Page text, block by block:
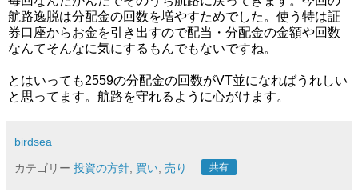
航路逸脱は分配金の回数を増やすためでした。使う特は証
券口座からお金を引き出すので配当・分配金の金額や回数
なんてそんなに気にするもんでもないですね。
とはいっても2559の分配金の回数がVT並になればうれしい
と思ってます。航路を守れるように心がけます。
birdsea
カテゴリー 投資の方針 買い 売り 共有